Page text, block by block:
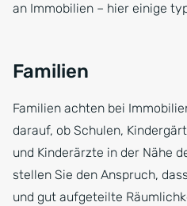
an Immobilien – hier einige
Familien
Familien achten bei
darauf, ob Schulen,
und Kinderärzte in der Nähe
stellen Sie den Anspruch,
und gut aufgeteilte